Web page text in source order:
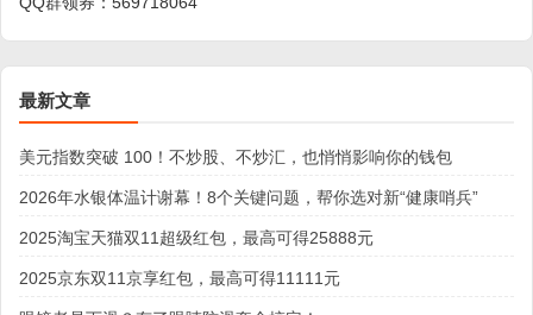
最新文章
美元指数突破 100！不炒股、不炒汇，也悄悄影响你的钱包
2026年水银体温计谢幕！8个关键问题，帮你选对新“健康哨兵”
2025淘宝天猫双11超级红包，最高可得25888元
2025京东双11京享红包，最高可得11111元